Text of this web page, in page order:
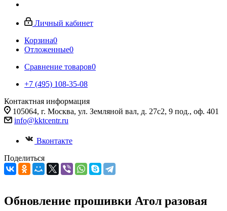
Личный кабинет
Корзина0
Отложенные0
Сравнение товаров0
+7 (495) 108-35-08
Контактная информация
105064, г. Москва, ул. Земляной вал, д. 27с2, 9 под., оф. 401
info@kktcentr.ru
Вконтакте
Поделиться
Обновление прошивки Атол разовая